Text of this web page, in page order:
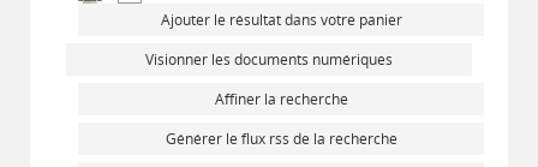
Ajouter le résultat dans votre panier
Visionner les documents numériques
Affiner la recherche
Générer le flux rss de la recherche